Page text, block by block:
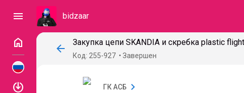
menu bidzaar
home
enable
arrow_back
Код: 255-927 Завершен
ГК АСБ chevron_right